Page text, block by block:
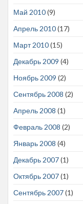
Май 2010(9)
Апрель 2010(17)
Март 2010(15)
Декабрь 2009 (4)
Ноябрь 2009 (2)
Сентябрь 2008 (2)
Апрель 2008 (1)
Февраль 2008 (2)
Январь 2008 (4)
Декабрь 2007(1)
Октябрь 2007(1)
Сентябрь 2007(1)